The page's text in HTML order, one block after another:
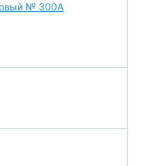
№ 300А